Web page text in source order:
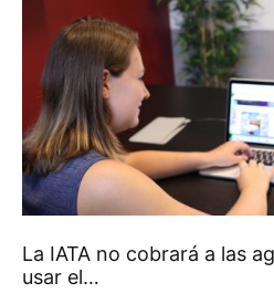
La IATA no cobrará a las
usar el…